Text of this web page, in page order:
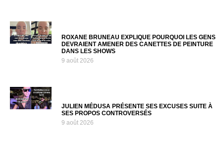
ROXANE BRUNEAU EXPLIQUE POURQUOI LES GENS
DEVRAIENT AMENER DES CANETTES DE PEINTURE
DANS LES SHOWS
9 août 2026
JULIEN MÉDUSA PRÉSENTE SES EXCUSES SUITE À
SES PROPOS CONTROVERSÉS
9 août 2026